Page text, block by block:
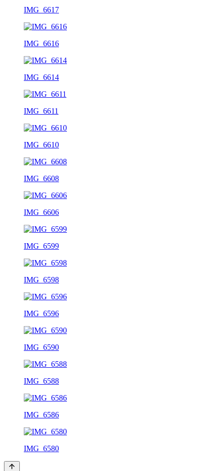
IMG_6617
IMG_6616
IMG_6614
IMG_6611
IMG_6610
IMG_6608
IMG_6606
IMG_6599
IMG_6598
IMG_6596
IMG_6590
IMG_6588
IMG_6586
IMG_6580